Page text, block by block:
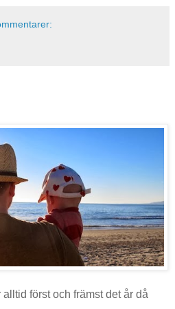
först och främst det år då